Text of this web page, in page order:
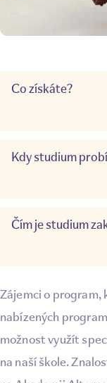
Co získáte?
Kdy studium
Čím je studium
Zájemci o program,
nabízených
možnost využít
na naší škole.